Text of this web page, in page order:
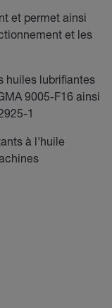
et permet ainsi
et les
huiles lubrifiantes
9005-F16 ainsi
1
à l'huile